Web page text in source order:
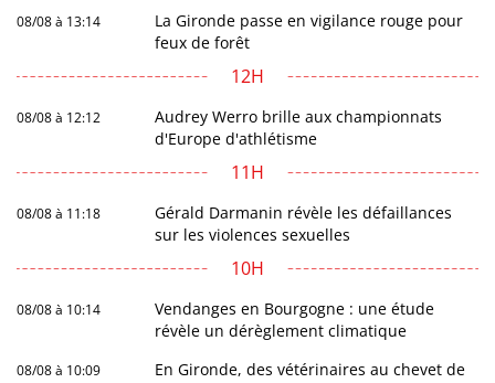
08/08 à 13:14
La Gironde passe en vigilance rouge pour
feux de forêt
12H
08/08 à 12:12
Audrey Werro brille aux championnats
d'Europe d'athlétisme
11H
08/08 à 11:18
Gérald Darmanin révèle les défaillances
sur les violences sexuelles
10H
08/08 à 10:14
Vendanges en Bourgogne : une étude
révèle un dérèglement climatique
08/08 à 10:09
En Gironde, des vétérinaires au chevet de